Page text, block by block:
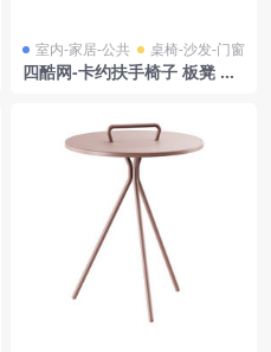
室内-家居-公共 桌椅-沙发-门窗
四酷网-卡约扶手椅子 板凳 凳